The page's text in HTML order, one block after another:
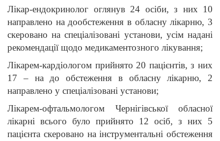
Лікар-ендокринолог оглянув 24 осіби, з них 10
направлено на дообстеження в обласну лікарню, 3
скеровано на спеціалізовані установи, усім надані
рекомендації щодо медикаментозного лікування;
Лікарем-кардіологом прийнято 20 пацієнтів, з них
17 – на до обстеження в обласну лікарню, 2
направлено у спеціалізовані установи;
Лікарем-офтальмологом Чернігівської обласної
лікарні всього було прийнято 12 осіб, з них 5
пацієнта скеровано на інструментальні обстеження